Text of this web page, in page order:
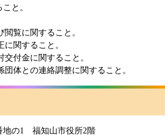
と。
覧に関すること。
関すること。
付金に関すること。
体との連絡調整に関すること。
地の1 福知山市役所2階